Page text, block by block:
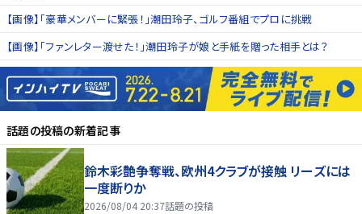
【画像】「豪華メンバーに緊張！」潮田玲子、ゴルフ番組でプロに挑戦
【画像】「ファンレター渡せた！」潮田玲子が娘と手紙を贈った相手とは？
話題の投稿の新着記事
鈴木彩艶争奪戦、欧州4クラブが接触 リーズには
一度断りか
2026/08/04 20:37話題の投稿